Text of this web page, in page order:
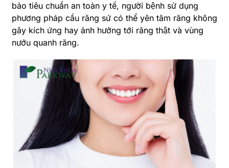
bảo tiêu chuẩn an toàn y tế, người bệnh sử dụng
phương pháp cầu răng sứ có thể yên tâm răng không
gây kích ứng hay ảnh hưởng tới răng thật và vùng
nướu quanh răng.